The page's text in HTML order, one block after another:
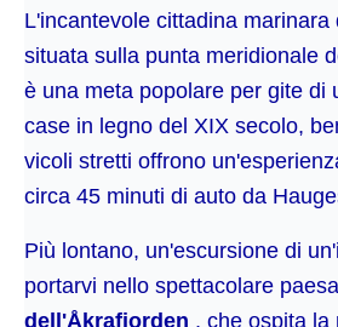
L'incantevole cittadina marinara
situata sulla punta meridionale
è una meta popolare per gite di
case in legno del XIX secolo,
vicoli stretti offrono
circa 45 minuti di auto da
Più lontano, un'escursione di
portarvi nello spettacolare
dell'Åkrafjorden , che ospita la